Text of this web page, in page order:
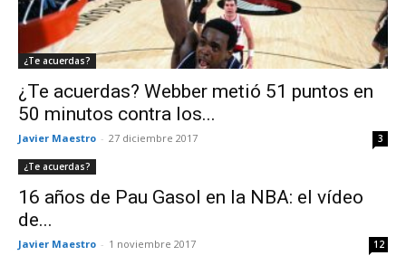
¿Te acuerdas?
¿Te acuerdas? Webber metió 51 puntos en
50 minutos contra los...
Javier Maestro - 27 diciembre 2017 3
¿Te acuerdas?
16 años de Pau Gasol en la NBA: el vídeo
de...
Javier Maestro - 1 noviembre 2017 12